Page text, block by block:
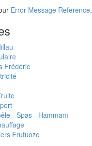
Error Message Reference.
Frédéric
- Spas - Hammam
Frutuozo